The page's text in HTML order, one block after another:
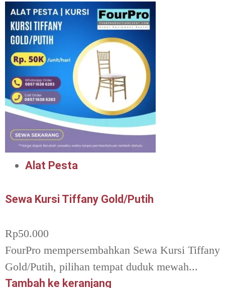
Alat Pesta
Sewa Kursi Tiffany Gold/Putih
Rp50.000
FourPro mempersembahkan Sewa Kursi Tiffany
Gold/Putih, pilihan tempat duduk mewah...
Tambah ke keranjang